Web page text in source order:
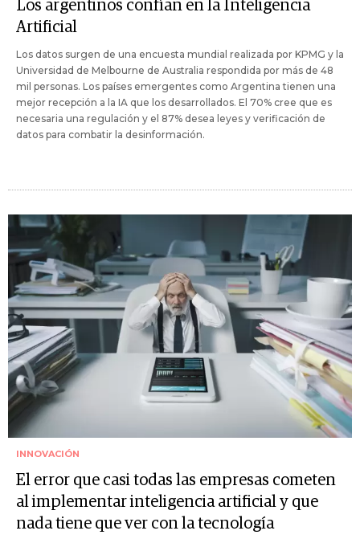
Los argentinos confían en la Inteligencia
Artificial
Los datos surgen de una encuesta mundial realizada por KPMG y la
Universidad de Melbourne de Australia respondida por más de 48
mil personas. Los países emergentes como Argentina tienen una
mejor recepción a la IA que los desarrollados. El 70% cree que es
necesaria una regulación y el 87% desea leyes y verificación de
datos para combatir la desinformación.
INNOVACIÓN
El error que casi todas las empresas cometen
al implementar inteligencia artificial y que
nada tiene que ver con la tecnología